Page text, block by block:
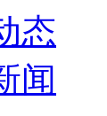
态
闻